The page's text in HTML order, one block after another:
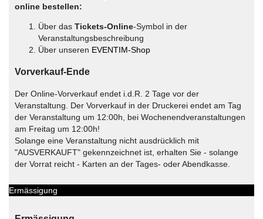
online bestellen:
Über das Tickets-Online-Symbol in der
Veranstaltungsbeschreibung
Über unseren EVENTIM-Shop
Vorverkauf-Ende
Der Online-Vorverkauf endet i.d.R. 2 Tage vor der
Veranstaltung. Der Vorverkauf in der Druckerei endet am Tag
der Veranstaltung um 12:00h, bei Wochenendveranstaltungen
am Freitag um 12:00h!
Solange eine Veranstaltung nicht ausdrücklich mit
"AUSVERKAUFT" gekennzeichnet ist, erhalten Sie - solange
der Vorrat reicht - Karten an der Tages- oder Abendkasse.
Ermässigung